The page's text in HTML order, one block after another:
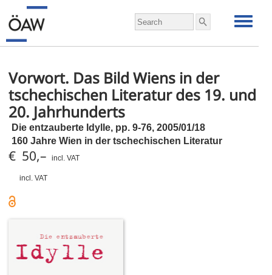
Vorwort. Das Bild Wiens in der
tschechischen Literatur des 19. und
20. Jahrhunderts
Die entzauberte Idylle, pp. 9-76, 2005/01/18
160 Jahre Wien in der tschechischen Literatur
€ 50,– incl. VAT
incl. VAT